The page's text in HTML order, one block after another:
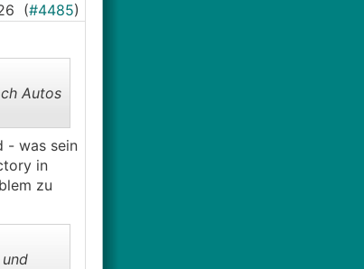
(#4485)
Autos
- was sein
in
zu